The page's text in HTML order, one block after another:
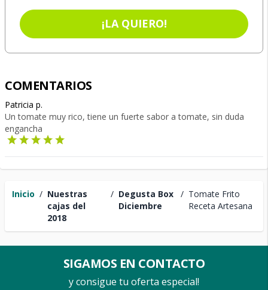
Inicio / Nuestras
cajas del
2018
/ Degusta Box
Diciembre
/ Tomate Frito
Receta Artesana
¡LA QUIERO!
COMENTARIOS
Patricia p.
Un tomate muy rico, tiene un fuerte sabor a tomate, sin duda
engancha
SIGAMOS EN CONTACTO
y consigue tu oferta especial!